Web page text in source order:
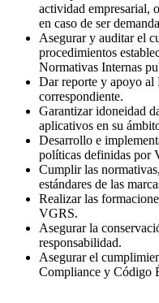
actividad empresarial,
en caso de ser
Asegurar y auditar el
procedimientos
Normativas Internas
Dar reporte y apoyo al
correspondiente.
Garantizar idoneidad
aplicativos en su
Desarrollo e
políticas definidas por
Cumplir las
estándares de las
Realizar las
VGRS.
Asegurar la
responsabilidad.
Asegurar el
Compliance y Código